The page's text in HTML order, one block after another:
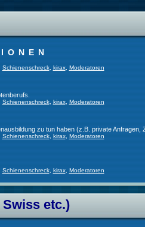
Schienenschreck, kirax, Moderatoren
Schienenschreck, kirax, Moderatoren
zu tun haben (z.B. private Anfragen,
Schienenschreck, kirax, Moderatoren
Schienenschreck, kirax, Moderatoren
etc.)